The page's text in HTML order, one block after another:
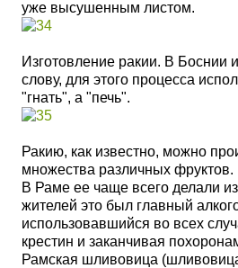
уже высушенным листом.
Изготовление ракии. В Боснии
слову, для этого процесса
"гнать", а "печь".
Ракию, как известно, можно
множества различных фруктов.
В Раме ее чаще всего делали
жителей это был главный
использовавшийся во всех
крестин и заканчивая
Рамская шливовица